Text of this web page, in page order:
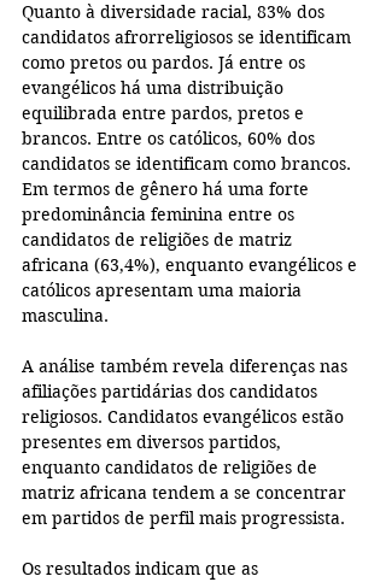
Quanto à diversidade racial, 83% dos
candidatos afrorreligiosos se identificam
como pretos ou pardos. Já entre os
evangélicos há uma distribuição
equilibrada entre pardos, pretos e
brancos. Entre os católicos, 60% dos
candidatos se identificam como brancos.
Em termos de gênero há uma forte
predominância feminina entre os
candidatos de religiões de matriz
africana (63,4%), enquanto evangélicos e
católicos apresentam uma maioria
masculina.
A análise também revela diferenças nas
afiliações partidárias dos candidatos
religiosos. Candidatos evangélicos estão
presentes em diversos partidos,
enquanto candidatos de religiões de
matriz africana tendem a se concentrar
em partidos de perfil mais progressista.
Os resultados indicam que as